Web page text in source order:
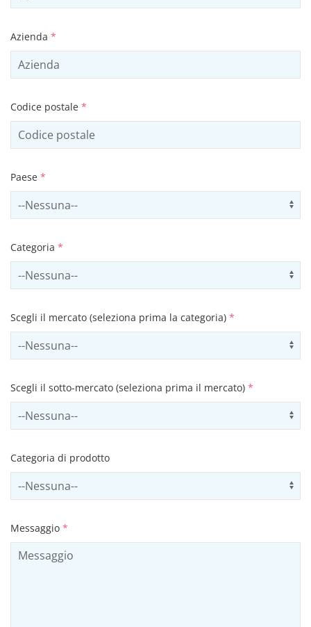
Azienda *
Codice postale *
Paese *
Select country
Categoria *
Select contactCategory
Scegli il mercato (seleziona prima la categoria) *
Select sector
Scegli il sotto-mercato (seleziona prima il mercato) *
Select subSector
Categoria di prodotto
Select productCategory
Messaggio *